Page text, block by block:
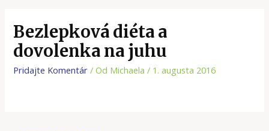
Bezlepková diéta a
dovolenka na juhu
Pridajte Komentár / Od Michaela/ 1. augusta 2016